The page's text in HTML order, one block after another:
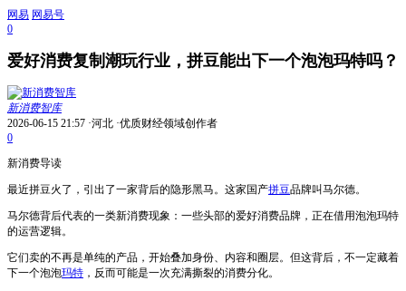
网易 网易号
0
爱好消费复制潮玩行业，拼豆能出下一个泡泡玛特吗？
新消费智库
2026-06-15 21:57 ·河北 ·优质财经领域创作者
0
新消费导读
最近拼豆火了，引出了一家背后的隐形黑马。这家国产拼豆品牌叫马尔德。
马尔德背后代表的一类新消费现象：一些头部的爱好消费品牌，正在借用泡泡玛特
的运营逻辑。
它们卖的不再是单纯的产品，开始叠加身份、内容和圈层。但这背后，不一定藏着
下一个泡泡玛特 ，反而可能是一次充满撕裂的消费分化。